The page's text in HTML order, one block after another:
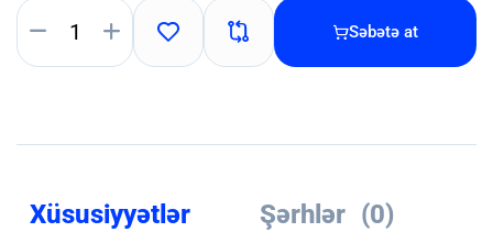
Səbətə at
Xüsusiyyətlər Şərhlər (0)